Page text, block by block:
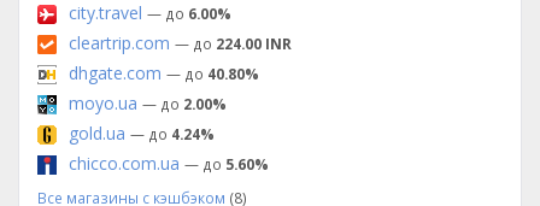
city.travel — до 6.00%
cleartrip.com — до 224.00 INR
dhgate.com — до 40.80%
moyo.ua — до 2.00%
gold.ua — до 4.24%
chicco.com.ua — до 5.60%
Все магазины с кэшбэком (8)